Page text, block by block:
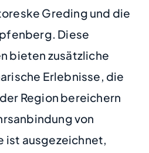
Greding und die
Diese
bieten zusätzliche
Erlebnisse, die
Region bereichern
von
ist ausgezeichnet,